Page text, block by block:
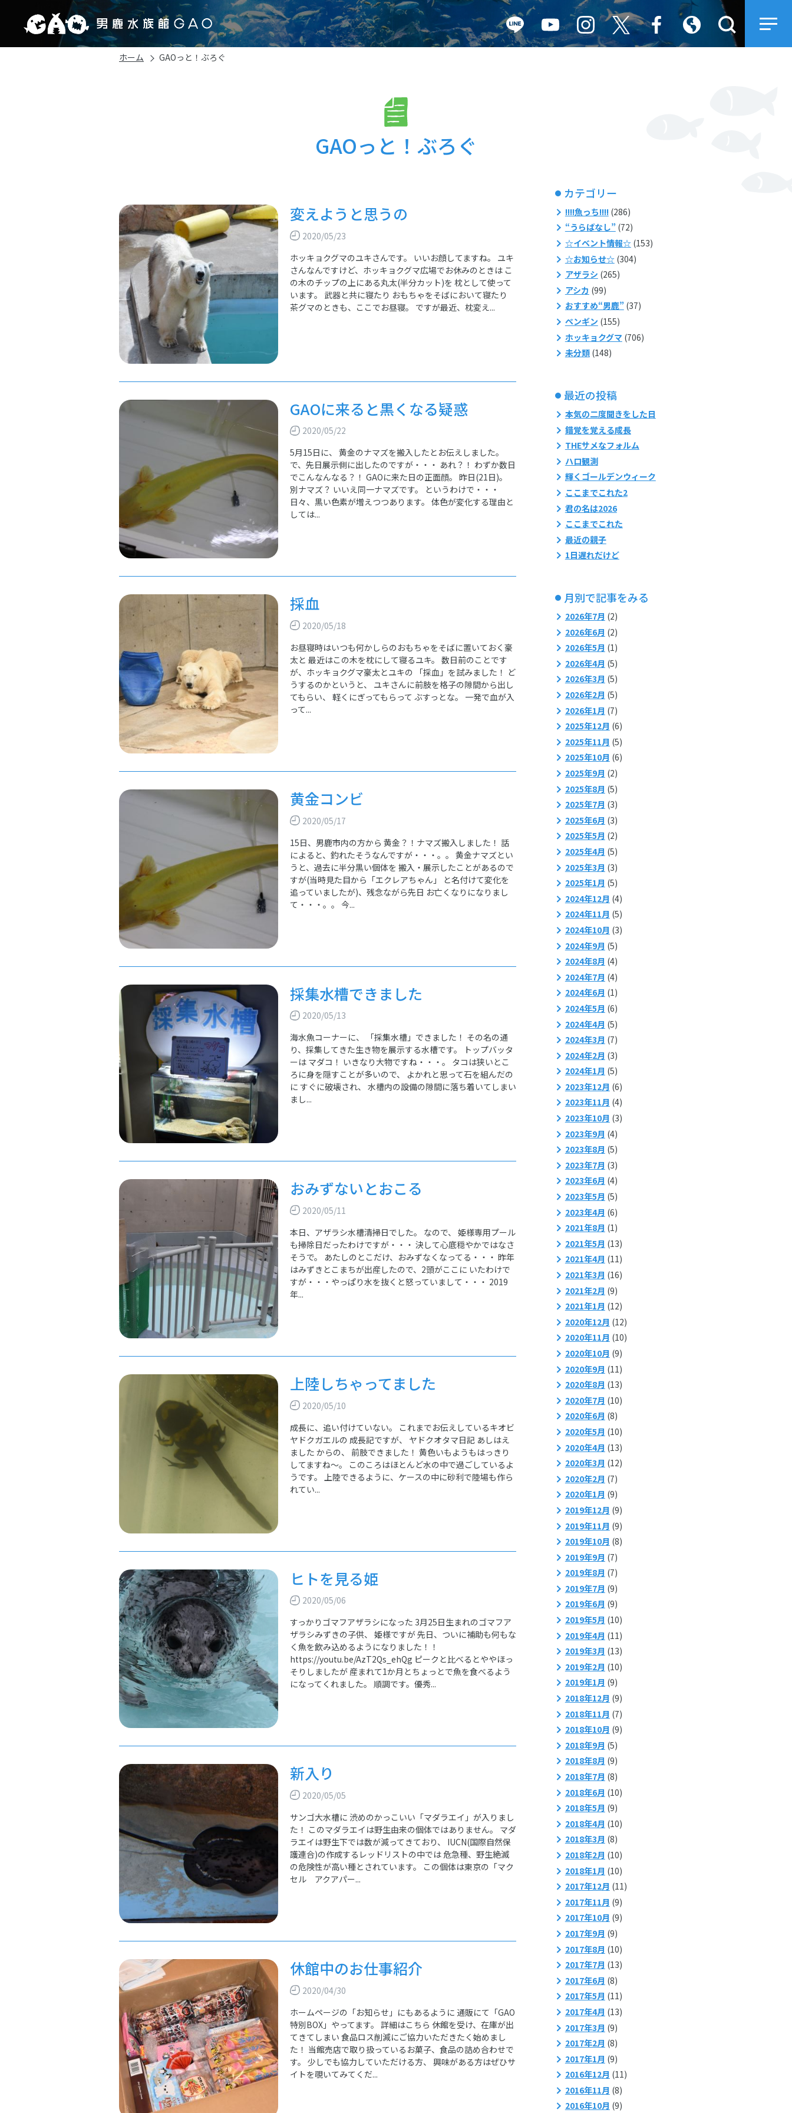
ホーム GAOっと！ぶろぐ
GAOっと！ぶろぐ
変えようと思うの
2020/05/23
ホッキョクグマのユキさんです。 いいお顔してますね。 ユキ
さんなんですけど、ホッキョクグマ広場でお休みのときは こ
の木のチップの上にある丸太(半分カット)を 枕として使って
います。 武器と共に寝たり おもちゃをそばにおいて寝たり
茶グマのときも、ここでお昼寝。 ですが最近、枕変え...
GAOに来ると黒くなる疑惑
2020/05/22
5月15日に、 黄金のナマズを搬入したとお伝えしました。
で、先日展示側に出したのですが・・・ あれ？！ わずか数日
でこんなんなる？！ GAOに来た日の正面顔。 昨日(21日)。
別ナマズ？ いいえ同一ナマズです。 というわけで・・・
日々、黒い色素が増えつつあります。 体色が変化する理由と
しては...
採血
2020/05/18
お昼寝時はいつも何かしらのおもちゃをそばに置いておく豪
太と 最近はこの木を枕にして寝るユキ。 数日前のことです
が、ホッキョクグマ豪太とユキの 「採血」を試みました！ ど
うするのかというと、 ユキさんに前肢を格子の隙間から出し
てもらい、 軽くにぎってもらって ぶすっとな。 一発で血が入
って...
黄金コンビ
2020/05/17
15日、男鹿市内の方から 黄金？！ナマズ搬入しました！ 話
によると、釣れたそうなんですが・・・。。 黄金ナマズとい
うと、過去に半分黒い個体を 搬入・展示したことがあるので
すが(当時見た目から「エクレアちゃん」 と名付けて変化を
追っていましたが)、残念ながら先日 お亡くなりになりまし
て・・・。。 今...
採集水槽できました
2020/05/13
海水魚コーナーに、 「採集水槽」できました！ その名の通
り、採集してきた生き物を展示する水槽です。 トップバッタ
ーは マダコ！ いきなり大物ですね・・・。 タコは狭いとこ
ろに身を隠すことが多いので、 よかれと思って石を組んだの
に すぐに破壊され、 水槽内の設備の隙間に落ち着いてしまい
まし...
おみずないとおこる
2020/05/11
本日、アザラシ水槽清掃日でした。 なので、 姫様専用プール
も掃除日だったわけですが・・・ 決して心底穏やかではなさ
そうで。 あたしのとこだけ、おみずなくなってる・・・ 昨年
はみずきとこまちが出産したので、2頭がここに いたわけで
すが・・・やっぱり水を抜くと怒っていまして・・・ 2019
年...
上陸しちゃってました
2020/05/10
成長に、追い付けていない。 これまでお伝えしているキオビ
ヤドクガエルの 成長記ですが、 ヤドクオタマ日記 あしはえ
ました からの、 前肢できました！ 黄色いもようもはっきり
してますね～。 このころはほとんど水の中で過ごしているよ
うです。 上陸できるように、ケースの中に砂利で陸場も作ら
れてい...
ヒトを見る姫
2020/05/06
すっかりゴマフアザラシになった 3月25日生まれのゴマフア
ザラシみずきの子供、 姫様ですが 先日、ついに補助も何もな
く魚を飲み込めるようになりました！！
https://youtu.be/AzT2Qs_ehQg ピークと比べるとややほっ
そりしましたが 産まれて1か月とちょっとで魚を食べるよう
になってくれました。 順調です。優秀...
新入り
2020/05/05
サンゴ大水槽に 渋めのかっこいい「マダラエイ」が入りまし
た！ このマダラエイは野生由来の個体ではありません。 マダ
ラエイは野生下では数が減ってきており、 IUCN(国際自然保
護連合)の作成するレッドリストの中では 危急種、野生絶滅
の危険性が高い種とされています。 この個体は東京の「マク
セル アクアパー...
休館中のお仕事紹介
2020/04/30
ホームページの「お知らせ」にもあるように 通販にて「GAO
特別BOX」やってます。 詳細はこちら 休館を受け、在庫が出
てきてしまい 食品ロス削減にご協力いただきたく始めまし
た！ 当館売店で取り扱っているお菓子、食品の詰め合わせで
す。 少しでも協力していただける方、 興味がある方はぜひサ
イトを覗いてみてくだ...
カテゴリー
!!!!魚っち!!!!(286)
“うらばなし”(72)
☆イベント情報☆(153)
☆お知らせ☆(304)
アザラシ (265)
アシカ (99)
おすすめ“男鹿”(37)
ペンギン (155)
ホッキョクグマ (706)
未分類(148)
最近の投稿
本気の二度聞きをした日
錯覚を覚える成長
THEサメなフォルム
ハロ観測
輝くゴールデンウィーク
ここまでこれた2
君の名は2026
ここまでこれた
最近の親子
1日遅れだけど
月別で記事をみる
2026年7月 (2)
2026年6月 (2)
2026年5月 (1)
2026年4月 (5)
2026年3月 (5)
2026年2月 (5)
2026年1月 (7)
2025年12月 (6)
2025年11月 (5)
2025年10月 (6)
2025年9月 (2)
2025年8月 (5)
2025年7月 (3)
2025年6月 (3)
2025年5月 (2)
2025年4月 (5)
2025年3月 (3)
2025年1月 (5)
2024年12月 (4)
2024年11月 (5)
2024年10月 (3)
2024年9月 (5)
2024年8月 (4)
2024年7月 (4)
2024年6月 (1)
2024年5月 (6)
2024年4月 (5)
2024年3月 (7)
2024年2月 (3)
2024年1月 (5)
2023年12月 (6)
2023年11月 (4)
2023年10月 (3)
2023年9月 (4)
2023年8月 (5)
2023年7月 (3)
2023年6月 (4)
2023年5月 (5)
2023年4月 (6)
2021年8月 (1)
2021年5月 (13)
2021年4月 (11)
2021年3月 (16)
2021年2月 (9)
2021年1月 (12)
2020年12月 (12)
2020年11月 (10)
2020年10月 (9)
2020年9月 (11)
2020年8月 (13)
2020年7月 (10)
2020年6月 (8)
2020年5月 (10)
2020年4月 (13)
2020年3月 (12)
2020年2月 (7)
2020年1月 (9)
2019年12月 (9)
2019年11月 (9)
2019年10月 (8)
2019年9月 (7)
2019年8月 (7)
2019年7月 (9)
2019年6月 (9)
2019年5月 (10)
2019年4月 (11)
2019年3月 (13)
2019年2月 (10)
2019年1月 (9)
2018年12月 (9)
2018年11月 (7)
2018年10月 (9)
2018年9月 (5)
2018年8月 (9)
2018年7月 (8)
2018年6月 (10)
2018年5月 (9)
2018年4月 (10)
2018年3月 (8)
2018年2月 (10)
2018年1月 (10)
2017年12月 (11)
2017年11月 (9)
2017年10月 (9)
2017年9月 (9)
2017年8月 (10)
2017年7月 (13)
2017年6月 (8)
2017年5月 (11)
2017年4月 (13)
2017年3月 (9)
2017年2月 (8)
2017年1月 (9)
2016年12月 (11)
2016年11月 (8)
2016年10月 (9)